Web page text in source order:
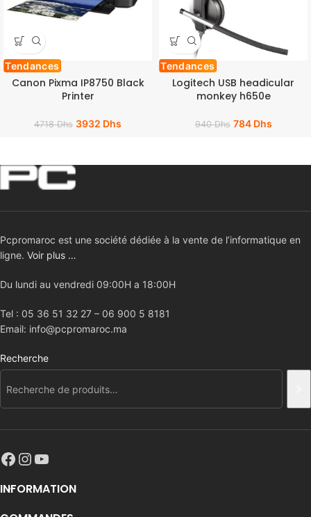
Tendances
Canon Pixma IP8750 Black
Printer
4718Dhs 3932 Dhs
Tendances
Logitech USB headicular
monkey h650e
940Dhs 784 Dhs
Pcpromaroc est une société dédiée à la vente de l’informatique en
ligne. Voir plus …
Du lundi au vendredi 09:00H a 18:00H
Tel : 05 36 51 32 27 – 06 900 5 8181
Email: info@pcpromaroc.ma
Recherche
INFORMATION